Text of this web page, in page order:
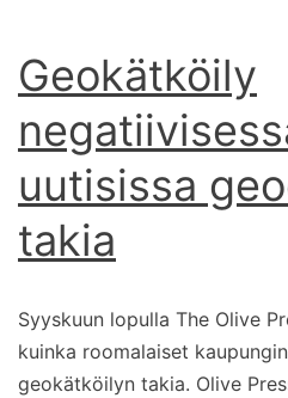
Geokätköily
uutisissa
takia
Syyskuun lopulla The Olive
kuinka roomalaiset
geokätköilyn takia. Olive